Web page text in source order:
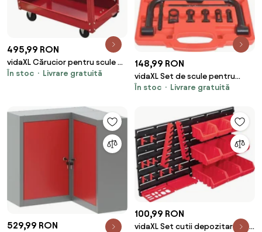
495,99 RON
vidaXL Cărucior pentru scule de
atelier, 100 kg
În stoc Livrare gratuită
148,99 RON
vidaXL Set de scule pentru
compresia arcurilor de supape,
În stoc Livrare gratuită
529,99 RON
100,99 RON
vidaXL Set cutii depozitare 34